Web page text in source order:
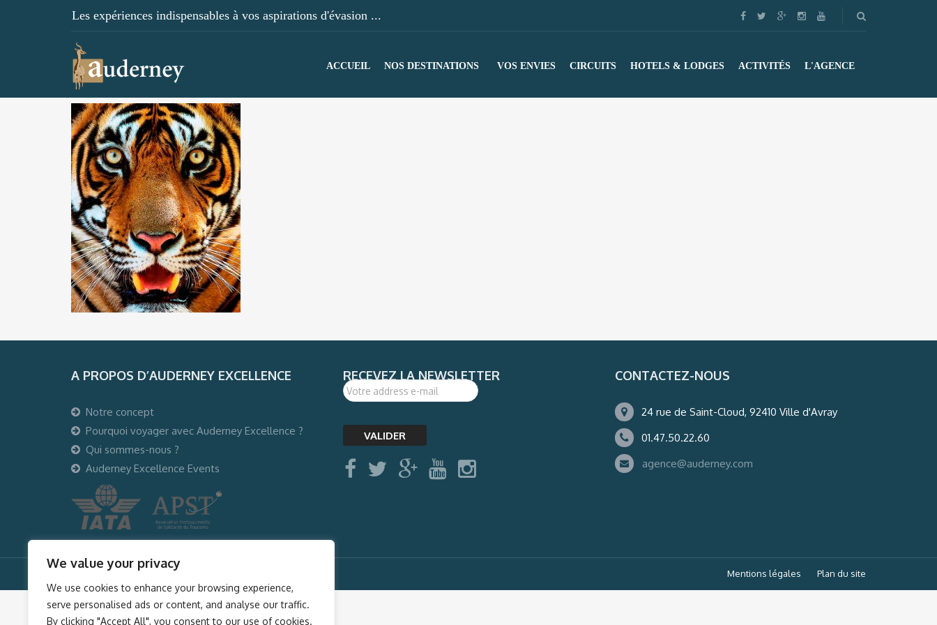
We value your privacy
We use cookies to enhance your browsing experience,
serve personalised ads or content, and analyse our traffic.
By clicking "Accept All", you consent to our use of cookies.
Les expériences indispensables à vos aspirations d'évasion ...
ACCUEIL NOS DESTINATIONS VOS ENVIES CIRCUITS HOTELS & LODGES ACTIVITÉS L'AGENCE
A PROPOS D’AUDERNEY EXCELLENCE
Notre concept
Pourquoi voyager avec Auderney Excellence ?
Qui sommes-nous ?
Auderney Excellence Events
RECEVEZ LA NEWSLETTER CONTACTEZ-NOUS
24 rue de Saint-Cloud, 92410 Ville d'Avray
01.47.50.22.60
agence@auderney.com
© Auderney2016, Powered by Mentions légales Plan du site